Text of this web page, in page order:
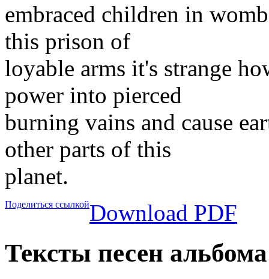
embraced children in
this prison of
loyable arms it's strange
power into pierced
burning vains and cause
other parts of this
planet.
Поделиться ссылкойDownload PDF
Тексты песен